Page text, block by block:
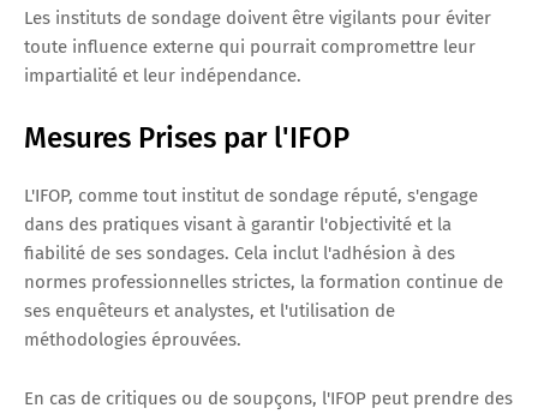
Les instituts de sondage doivent être vigilants pour éviter
toute influence externe qui pourrait compromettre leur
impartialité et leur indépendance.
Mesures Prises par l'IFOP
L'IFOP, comme tout institut de sondage réputé, s'engage
dans des pratiques visant à garantir l'objectivité et la
fiabilité de ses sondages. Cela inclut l'adhésion à des
normes professionnelles strictes, la formation continue de
ses enquêteurs et analystes, et l'utilisation de
méthodologies éprouvées.
En cas de critiques ou de soupçons, l'IFOP peut prendre des